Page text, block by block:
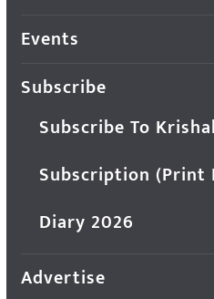
Events
Subscribe
Subscribe To
Subscription (Print
Diary 2026
Advertise